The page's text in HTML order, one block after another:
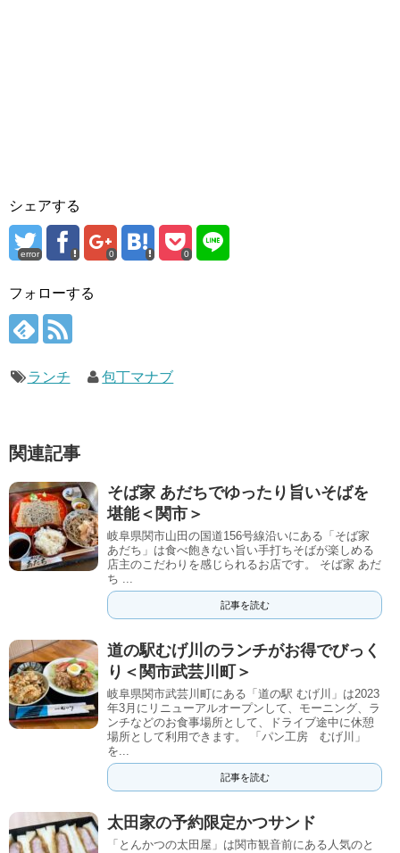
シェアする
error 0 0
フォローする
ランチ 包丁マナブ
関連記事
そば家 あだちでゆったり旨いそばを
堪能＜関市＞
岐阜県関市山田の国道156号線沿いにある「そば家
あだち」は食べ飽きない旨い手打ちそばが楽しめる
店主のこだわりを感じられるお店です。 そば家 あだ
ち ...
記事を読む
道の駅むげ川のランチがお得でびっく
り＜関市武芸川町＞
岐阜県関市武芸川町にある「道の駅 むげ川」は2023
年3月にリニューアルオープンして、モーニング、ラ
ンチなどのお食事場所として、ドライブ途中に休憩
場所として利用できます。 「パン工房 むげ川」
を...
記事を読む
太田家の予約限定かつサンド
「とんかつの太田屋」は関市観音前にある人気のと